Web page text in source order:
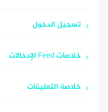
تسجيل الدخول
خلاصات Feed الإدخالات
خلاصة التعليقات